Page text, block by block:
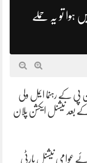
ہوا تو یہ حملے
کے رہنما ایمل ولی
نیشنل ایکشن پلان
عوامی نیشنل پارٹی